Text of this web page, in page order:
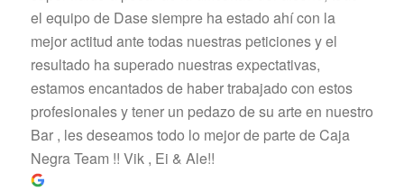
el equipo de Dase siempre ha estado ahí con la
mejor actitud ante todas nuestras peticiones y el
resultado ha superado nuestras expectativas,
estamos encantados de haber trabajado con estos
profesionales y tener un pedazo de su arte en nuestro
Bar , les deseamos todo lo mejor de parte de Caja
Negra Team !! Vik , Ei & Ale!!